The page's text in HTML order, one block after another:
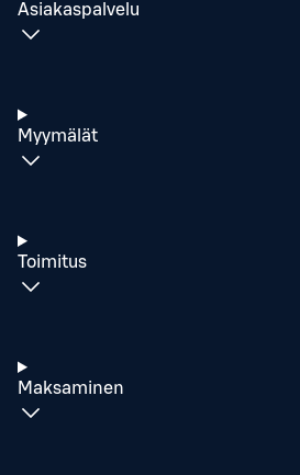
Asiakaspalvelu
Myymälät
Toimitus
Maksaminen